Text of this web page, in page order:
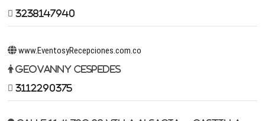
3238147940
www.EventosyRecepciones.com.co
Geovanny Cespedes
3112290375